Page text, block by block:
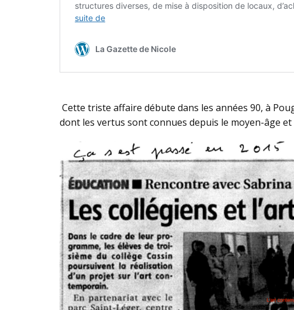
Cette triste affaire débute dans les années 90, à
dont les vertus sont connues depuis le moyen-âge